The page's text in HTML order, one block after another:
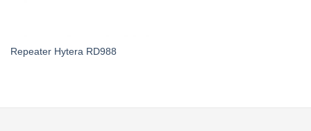
Repeater Hytera RD988